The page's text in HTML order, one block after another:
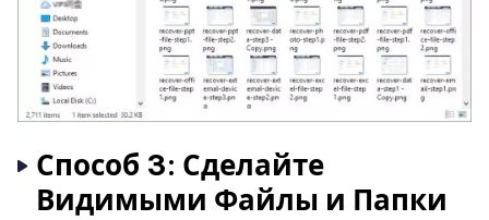
Способ 3: Сделайте
Видимыми Файлы и Папки